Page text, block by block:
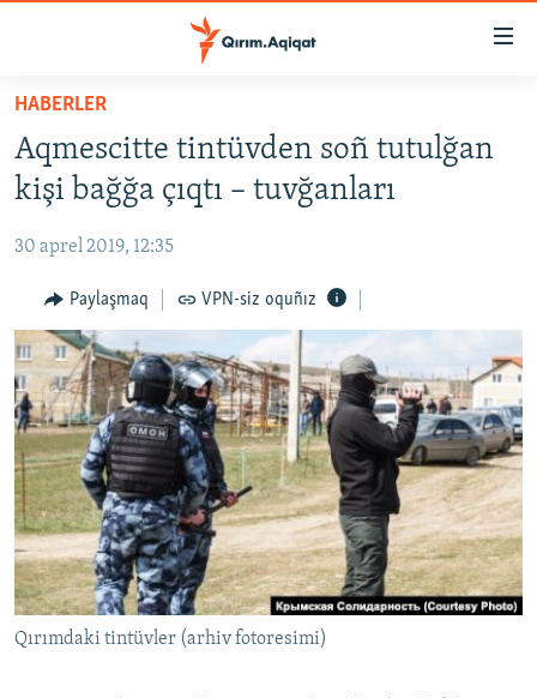
Esas
qaytmaq
Baş
navigatsiyağa
qaytmaq
qaytmaq
SİYASET
İQTİSADİYAT
CEMİYET
MEDENİYET
İNSAN AQLARI
VİDEO
SÜRET
BLOGLAR
FİKİR
Русский
Українською
HABERLER
Aqmescitte tintüvden soñ tutulğan
kişi bağğa çıqtı – tuvğanları
30 aprel 2019, 12:35
Paylaşmaq VPN-siz oquñız
Qırımdaki tintüvler (arhiv fotoresimi)